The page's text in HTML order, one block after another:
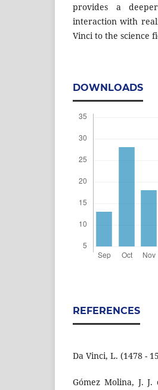
provides a
interaction with
Vinci to the science
DOWNLOADS
REFERENCES
Da Vinci, L. (1478 -
Gómez Molina, J.